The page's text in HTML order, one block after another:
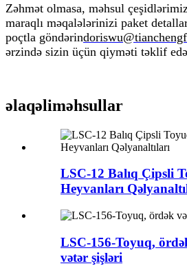
Zəhmət olmasa, məhsul
maraqlı məqalələrinizi paket
poçtla göndərin
ərzində sizin üçün qiyməti təklif
əlaqəliməhsullar
LSC-12 Balıq Çipsli
Heyvanları
LSC-156-Toyuq,
vətər şişləri